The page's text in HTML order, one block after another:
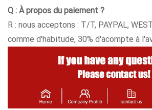
Q : À propos du paiement ?
R : nous acceptons : T/T, PAYPAL,
comme d'habitude, 30% d'acompte à